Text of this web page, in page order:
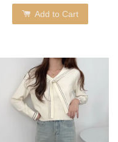
Add to Cart